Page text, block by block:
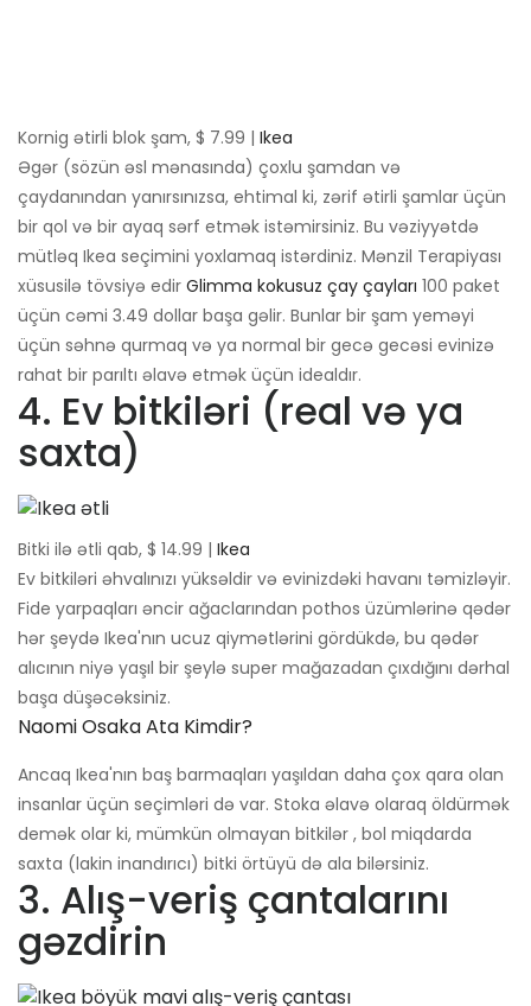
Kornig ətirli blok şam, $ 7.99 | Ikea
Əgər (sözün əsl mənasında) çoxlu şamdan və
çaydanından yanırsınızsa, ehtimal ki, zərif ətirli şamlar üçün
bir qol və bir ayaq sərf etmək istəmirsiniz. Bu vəziyyətdə
mütləq Ikea seçimini yoxlamaq istərdiniz. Mənzil Terapiyası
xüsusilə tövsiyə edir Glimma kokusuz çay çayları 100 paket
üçün cəmi 3.49 dollar başa gəlir. Bunlar bir şam yeməyi
üçün səhnə qurmaq və ya normal bir gecə gecəsi evinizə
rahat bir parıltı əlavə etmək üçün idealdır.
4. Ev bitkiləri (real və ya
saxta)
Bitki ilə ətli qab, $ 14.99 | Ikea
Ev bitkiləri əhvalınızı yüksəldir və evinizdəki havanı təmizləyir.
Fide yarpaqları əncir ağaclarından pothos üzümlərinə qədər
hər şeydə Ikea'nın ucuz qiymətlərini gördükdə, bu qədər
alıcının niyə yaşıl bir şeylə super mağazadan çıxdığını dərhal
başa düşəcəksiniz.
Naomi Osaka Ata Kimdir?
Ancaq Ikea'nın baş barmaqları yaşıldan daha çox qara olan
insanlar üçün seçimləri də var. Stoka əlavə olaraq öldürmək
demək olar ki, mümkün olmayan bitkilər , bol miqdarda
saxta (lakin inandırıcı) bitki örtüyü də ala bilərsiniz.
3. Alış-veriş çantalarını
gəzdirin